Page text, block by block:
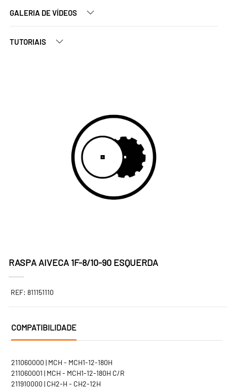
GALERIA DE VÍDEOS
TUTORIAIS
RASPA AIVECA 1F-8/10-90 ESQUERDA
REF: 811151110
COMPATIBILIDADE
211060000 | MCH - MCH1-12-180H
211060001 | MCH - MCH1-12-180H C/R
211910000 | CH2-H - CH2-12H